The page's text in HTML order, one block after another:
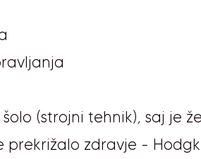
(strojni tehnik), saj je
zdravje -